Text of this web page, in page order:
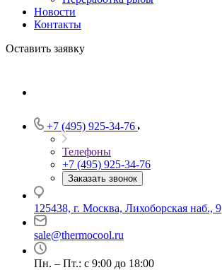
Новости
Контакты
Оставить заявку
+7 (495) 925-34-76
Телефоны
+7 (495) 925-34-76
Заказать звонок
125438, г. Москва, Лихоборская наб., 9
sale@thermocool.ru
Пн. – Пт.: с 9:00 до 18:00